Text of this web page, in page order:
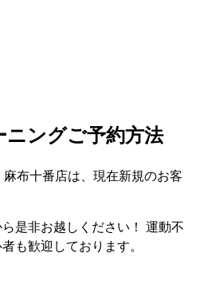
ングご予約方法
布十番店は、現在新規のお客
是非お越しください！ 運動不
も歓迎しております。